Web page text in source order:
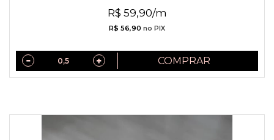
R$ 59,90/m
R$ 56,90 no PIX
COMPRAR